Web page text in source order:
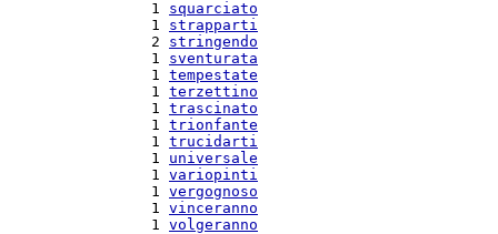
  1
squarciato
  1
strapparti
  2
stringendo
  1
sventurata
  1
tempestate
  1
terzettino
  1
trascinato
  1
trionfante
  1
trucidarti
  1
universale
  1
variopinti
  1
vergognoso
  1
vinceranno
  1
volgeranno